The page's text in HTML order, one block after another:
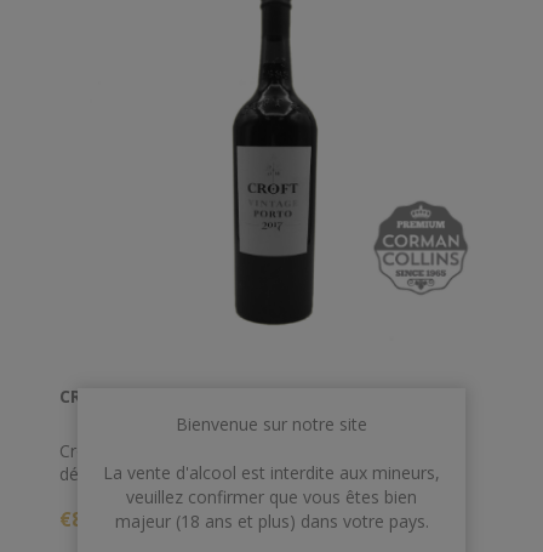
CROFT 75 CL VINTAGE 2017 *
Croft Vintage 2017 a une couleur violette fermée
développant une bordure magenta. Il présente une
énorme intensité aromatique et une grande fraîcheur,
soulignant les arômes de fruits noirs mûrs tels que les
€83,00
Bienvenue sur notre site
La vente d'alcool est interdite aux mineurs,
veuillez confirmer que vous êtes bien
majeur (18 ans et plus) dans votre pays.